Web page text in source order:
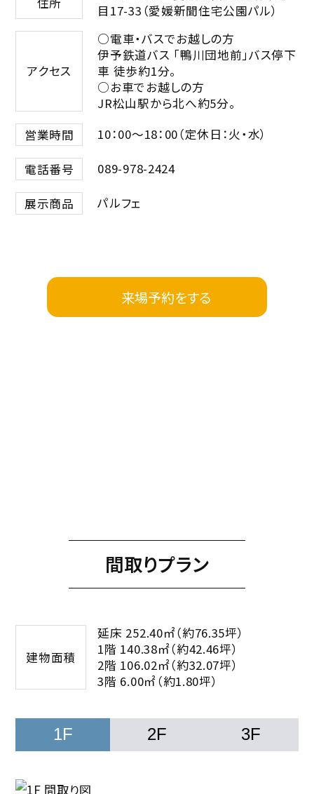
目17-33（愛媛新聞住宅公園パル）
アクセス
○電車・バスでお越しの方
伊予鉄道バス 「鴨川団地前」バス停下
車 徒歩約1分。
○お車でお越しの方
JR松山駅から北へ約5分。
営業時間
10：00～18：00（定休日：火・水）
電話番号 089-978-2424
展示商品 パルフェ
来場予約をする
間取りプラン
建物面積
延床 252.40㎡（約76.35坪）
1階 140.38㎡（約42.46坪）
2階 106.02㎡（約32.07坪）
3階 6.00㎡（約1.80坪）
1F 2F 3F